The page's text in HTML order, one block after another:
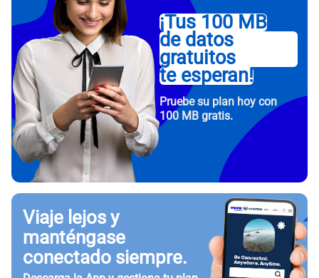
¡Tus 100 MB
de datos
gratuitos
te esperan!
Pruebe su plan hoy con
100 MB gratis.
Viaje lejos y
manténgase
conectado siempre.